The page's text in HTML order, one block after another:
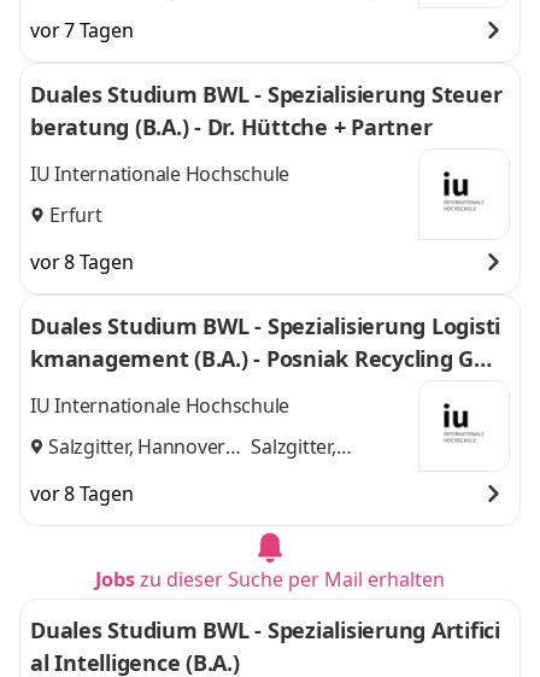
vor 7 Tagen
Duales Studium BWL - Spezialisierung Steuer
beratung (B.A.) - Dr. Hüttche + Partner
IU Internationale Hochschule
Erfurt
vor 8 Tagen
Duales Studium BWL - Spezialisierung Logisti
kmanagement (B.A.) - Posniak Recycling Gmb
H
IU Internationale Hochschule
Salzgitter, Hannover
Salzgitter,
vor 8 Tagen
Jobszu dieser Suche per Mail erhalten
Duales Studium BWL - Spezialisierung Artifici
al Intelligence (B.A.)